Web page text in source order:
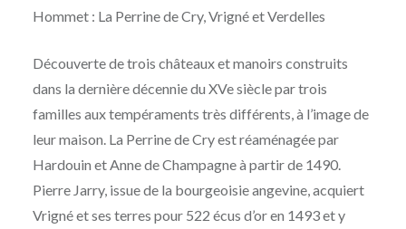
Hommet : La Perrine de Cry, Vrigné et Verdelles
Découverte de trois châteaux et manoirs construits
dans la dernière décennie du XVe siècle par trois
familles aux tempéraments très différents, à l’image de
leur maison. La Perrine de Cry est réaménagée par
Hardouin et Anne de Champagne à partir de 1490.
Pierre Jarry, issue de la bourgeoisie angevine, acquiert
Vrigné et ses terres pour 522 écus d’or en 1493 et y